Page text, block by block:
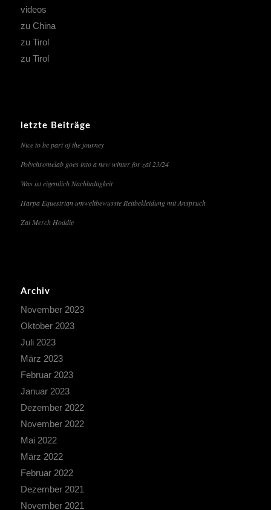
videos
zu China
zu Tirol
zu Tirol
letzte Beiträge
Nice to be part of the journey
Polychromelab goes into a new winter for zai 23/24
Was ist eigentlich Nachhaltigkeit
Harpa Equestrian umweltbewusste Reitbekleidung mit Anspruch
Zai Merch Hoddie
Archiv
November 2023
Oktober 2023
Juli 2023
März 2023
Februar 2023
Januar 2023
Dezember 2022
November 2022
Mai 2022
März 2022
Februar 2022
Dezember 2021
November 2021